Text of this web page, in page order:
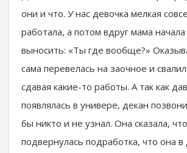
они и что. У нас девочка мелкая
работала, а потом вдруг мама
выносить: «Ты где вообще?»
сама перевелась на заочное и
сдавая какие-то работы. А так как
появлялась в универе, декан
бы никто и не узнал. Она сказала, что
подвернулась подработка, что она в